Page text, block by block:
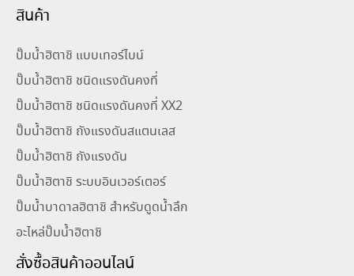
สินค้า
ปั๊มน้ำฮิตาชิ แบบเทอร์ไบน์
ปั๊มน้ำฮิตาชิ ชนิดแรงดันคงที่
ปั๊มน้ำฮิตาชิ ชนิดแรงดันคงที่ XX2
ปั๊มน้ำฮิตาชิ ถังแรงดันสแตนเลส
ปั๊มน้ำฮิตาชิ ถังแรงดัน
ปั๊มน้ำฮิตาชิ ระบบอินเวอร์เตอร์
ปั๊มน้ำบาดาลฮิตาชิ สำหรับดูดน้ำลึก
อะไหล่ปั๊มน้ำฮิตาชิ
สั่งซื้อสินค้าออนไลน์